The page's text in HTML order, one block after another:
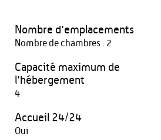
Nombre d'emplacements
Nombre de chambres : 2
Capacité maximum de
l'hébergement
4
Accueil 24/24
Oui